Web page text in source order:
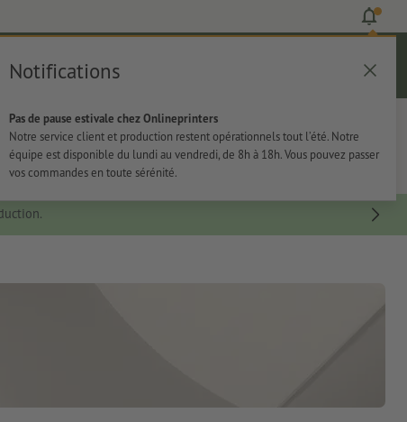
Notifications
Pas de pause estivale chez Onlineprinters
Notre service client et production restent opérationnels tout l’été. Notre
équipe est disponible du lundi au vendredi, de 8h à 18h. Vous pouvez passer
vos commandes en toute sérénité.
Panier
Papeterie Autocollants